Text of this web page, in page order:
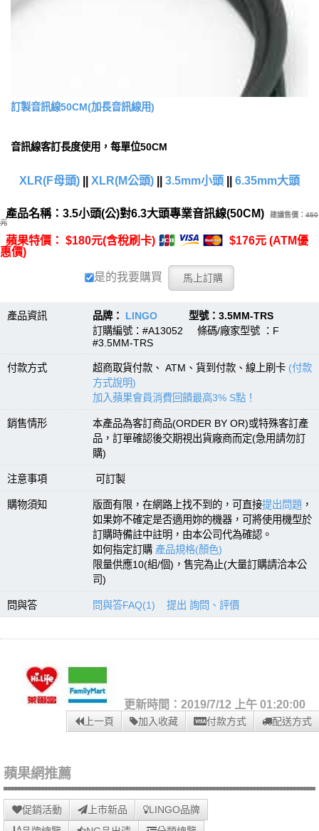
訂製音訊線50CM(加長音訊線用)
音訊線客訂長度使用，每單位50CM
XLR(F母頭) XLR(M公頭) 3.5mm小頭 6.35mm大頭
產品名稱：3.5小頭(公)對6.3大頭專業音訊線(50CM) 建議售價： 450
元
蘋果特價： $180元(含稅刷卡)
$176元 (ATM優
惠價)
是的我要購買
產品資訊 品牌： LINGO 型號：3.5MM-TRS
訂購編號：#A13052 條碼/廠家型號 ：F
#3.5MM-TRS
付款方式 超商取貨付款、 ATM、貨到付款、線上刷卡 (付款
方式說明)
加入蘋果會員消費回饋最高3% S點！
銷售情形
本產品為客訂商品(ORDER BY OR)或特殊客訂產
品，訂單確認後交期視出貨廠商而定(急用請勿訂
購)
注意事項 可訂製
購物須知 版面有限，在網路上找不到的，可直接提出問題 ，
如果妳不確定是否適用妳的機器，可將使用機型於
訂購時備註中註明，由本公司代為確認。
如何指定訂購 產品規格(顏色)
限量供應10(組/個)，售完為止(大量訂購請洽本公
司)
問與答 問與答FAQ(1) 提出 詢問、評價
更新時間：2019/7/12 上午 01:20:00
上一頁 加入收藏 付款方式 配送方式
蘋果網推薦
促銷活動 上市新品
LINGO品牌